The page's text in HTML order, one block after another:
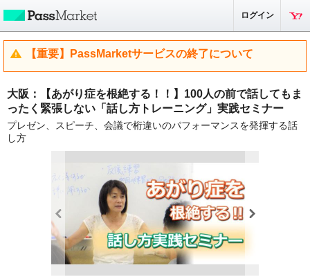
ログイン
【重要】PassMarketサービスの終了について
大阪：【あがり症を根絶する！！】100人の前で話してもま
ったく緊張しない「話し方トレーニング」実践セミナー
プレゼン、スピーチ、会議で桁違いのパフォーマンスを発揮する話
し方